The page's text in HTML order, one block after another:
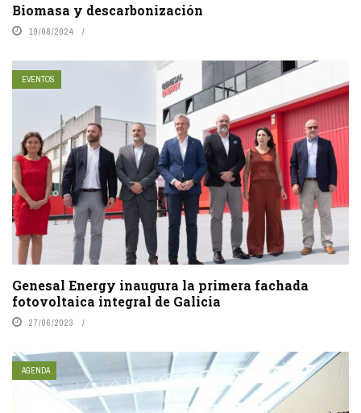
Biomasa y descarbonización
19/08/2024
EVENTOS
Genesal Energy inaugura la primera fachada
fotovoltaica integral de Galicia
27/06/2023
AGENDA